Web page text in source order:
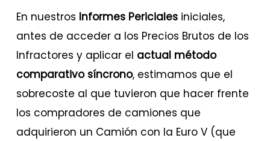
En nuestros Informes Pericialesiniciales,
antes de acceder a los Precios Brutos de los
Infractores y aplicar el actual método
comparativo síncrono, estimamos que el
sobrecoste al que tuvieron que hacer frente
los compradores de camiones que
adquirieron un Camión con la Euro V (que